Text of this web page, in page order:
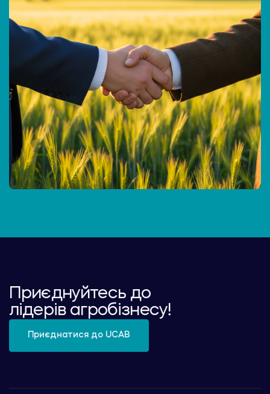
Приєднуйтесь до
лідерів агробізнесу!
Приєднатися до UCAB